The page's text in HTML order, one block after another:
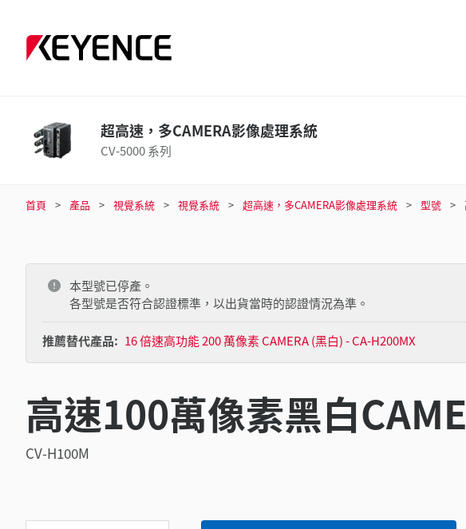
超高速，多CAMERA影像處理系統
CV-5000 系列
首頁 產品 視覺系統 視覺系統 超高速，多CAMERA影像處理系統 型號
本型號已停產。
各型號是否符合認證標準，以出貨當時的認證情況為準。
推薦替代產品: 16 倍速高功能 200 萬像素 CAMERA (黑白) - CA-H200MX
高速100萬像素黑白
CV-H100M